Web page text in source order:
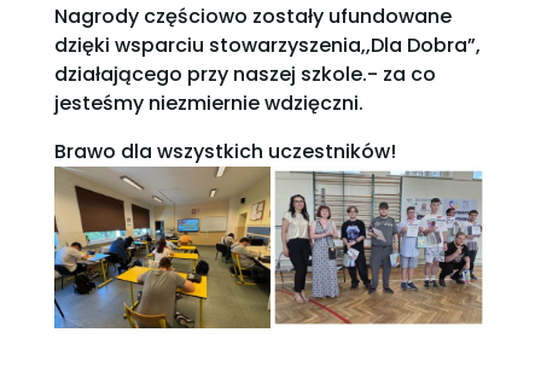
Nagrody częściowo zostały ufundowane
dzięki wsparciu stowarzyszenia,,Dla Dobra”,
działającego przy naszej szkole.- za co
jesteśmy niezmiernie wdzięczni.
Brawo dla wszystkich uczestników!